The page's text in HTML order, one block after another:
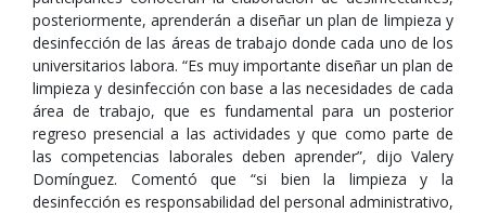
posteriormente, aprenderán a diseñar un plan de limpieza y
desinfección de las áreas de trabajo donde cada uno de los
universitarios labora. “Es muy importante diseñar un plan de
limpieza y desinfección con base a las necesidades de cada
área de trabajo, que es fundamental para un posterior
regreso presencial a las actividades y que como parte de
las competencias laborales deben aprender”, dijo Valery
Domínguez. Comentó que “si bien la limpieza y la
desinfección es responsabilidad del personal administrativo,